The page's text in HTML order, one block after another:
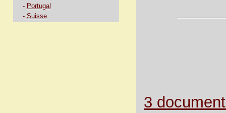
- Portugal
- Suisse
3